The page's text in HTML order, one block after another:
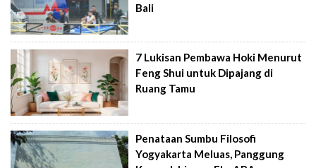
Bali
7 Lukisan Pembawa Hoki Menurut
Feng Shui untuk Dipajang di
Ruang Tamu
Penataan Sumbu Filosofi
Yogyakarta Meluas, Panggung